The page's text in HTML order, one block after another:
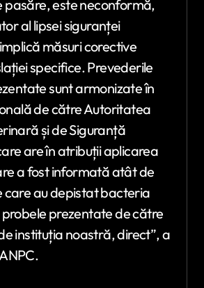
pasăre, este neconformă,
al lipsei siguranței
măsuri corective
specifice. Prevederile
sunt armonizate în
de către Autoritatea
și de Siguranță
are în atribuții aplicarea
a fost informată atât de
care au depistat bacteria
prezentate de către
instituția noastră, direct”, a